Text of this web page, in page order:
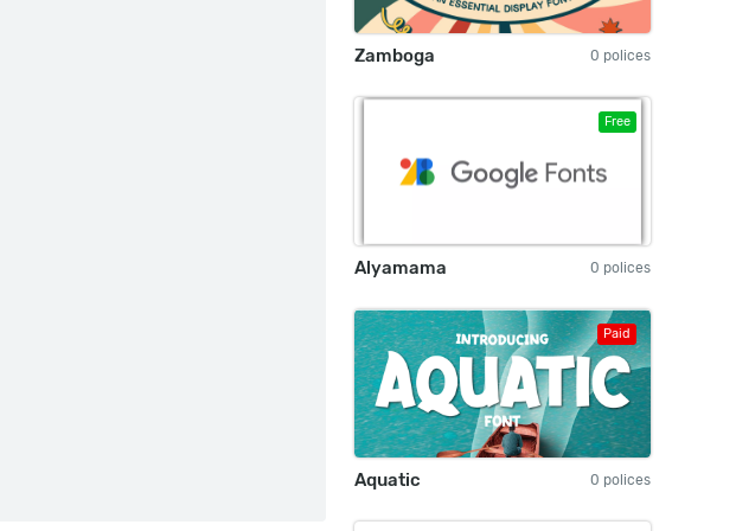
Zamboga 0 polices
Free
Alyamama 0 polices
Paid
Aquatic 0 polices